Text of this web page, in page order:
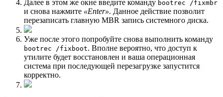
Далее в этом же окне введите команду bootrec /fixmbr
и снова нажмите «Enter». Данное действие позволит
перезаписать главную MBR запись системного диска.
Уже после этого попробуйте снова выполнить команду
bootrec /fixboot. Вполне вероятно, что доступ к
утилите будет восстановлен и ваша операционная
система при последующей перезагрузке запустится
корректно.